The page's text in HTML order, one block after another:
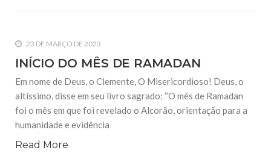
23 DE MARÇO DE 2023
INÍCIO DO MÊS DE RAMADAN
Em nome de Deus, o Clemente, O Misericordioso! Deus, o
altíssimo, disse em seu livro sagrado: “O mês de Ramadan
foi o mês em que foi revelado o Alcorão, orientação para a
humanidade e evidência
Read More